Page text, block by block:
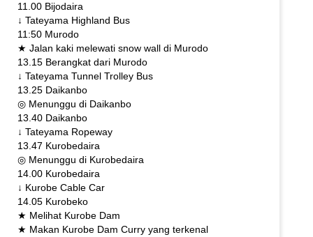
11.00 Bijodaira
↓ Tateyama Highland Bus
11:50 Murodo
★ Jalan kaki melewati snow wall di Murodo
13.15 Berangkat dari Murodo
↓ Tateyama Tunnel Trolley Bus
13.25 Daikanbo
◎ Menunggu di Daikanbo
13.40 Daikanbo
↓ Tateyama Ropeway
13.47 Kurobedaira
◎ Menunggu di Kurobedaira
14.00 Kurobedaira
↓ Kurobe Cable Car
14.05 Kurobeko
★ Melihat Kurobe Dam
★ Makan Kurobe Dam Curry yang terkenal